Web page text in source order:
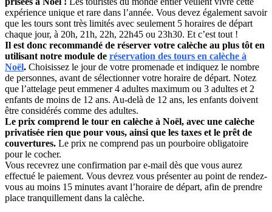
expérience unique et rare dans l’année. Vous devez également savoir
que les tours sont très limités avec seulement 5 horaires de départ
chaque jour, à 20h, 21h, 22h, 22h45 ou 23h30. Et c’est tout !
Il est donc recommandé de réserver votre calèche au plus tôt en
utilisant notre module de réservation des tours en calèche à
Noël. Choisissez le jour de votre promenade et indiquez le nombre
de personnes, avant de sélectionner votre horaire de départ. Notez
que l’attelage peut emmener 4 adultes maximum ou 3 adultes et 2
enfants de moins de 12 ans. Au-delà de 12 ans, les enfants doivent
être considérés comme des adultes.
Le prix comprend le tour en calèche à Noël, avec une calèche
privatisée rien que pour vous, ainsi que les taxes et le prêt de
couvertures. Le prix ne comprend pas un pourboire obligatoire
pour le cocher.
Vous recevrez une confirmation par e-mail dès que vous aurez
effectué le paiement. Vous devrez vous présenter au point de rendez-
vous au moins 15 minutes avant l’horaire de départ, afin de prendre
place tranquillement dans la calèche.